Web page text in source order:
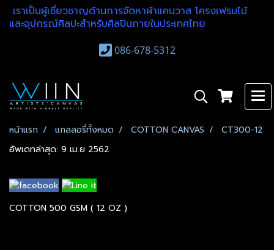
เราเป็นผู้เชี่ยวชาญด้านการจัดหาผ้าแคนวาส โครงเฟรมไม้
และอุปกรณ์ศิลปะสำหรับศิลปินภายในประเทศไทย
086-678-5312
หน้าแรก แกลลอรี่ทั้งหมด COTTON CANVAS
CT300-12
อัพเดทล่าสุด: 9 เม.ย 2562
COTTON 500 GSM ( 12 OZ )